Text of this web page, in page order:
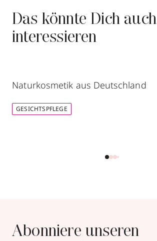
Das könnte Dich auch
interessieren
Naturkosmetik aus Deutschland
GESICHTSPFLEGE
Abonniere unseren